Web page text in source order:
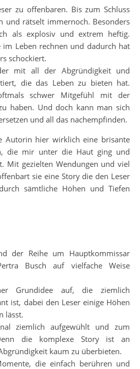
zu offenbaren. Bis zum Schluss
und rätselt immernoch. Besonders
als explosiv und extrem heftig.
Leben rechnen und dadurch hat
schockiert.
mit all der Abgründigkeit und
die das Leben zu bieten hat.
schwer Mitgefühl mit der
haben. Und doch kann man sich
und all das nachempfinden.
Autorin hier wirklich eine brisante
die mir unter die Haut ging und
Mit gezielten Wendungen und viel
sie eine Story die den Leser
sämtliche Höhen und Tiefen
der Reihe um Hauptkommissar
Busch auf vielfache Weise
Grundidee auf, die ziemlich
ist, dabei den Leser einige Höhen
lässt.
ziemlich aufgewühlt und zum
die komplexe Story ist an
kaum zu überbieten.
die einfach berühren und